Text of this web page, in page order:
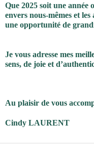
Que 2025 soit une année
envers nous-mêmes et
une opportunité de
Je vous adresse mes
sens, de joie et
Au plaisir de vous
Cindy LAURENT